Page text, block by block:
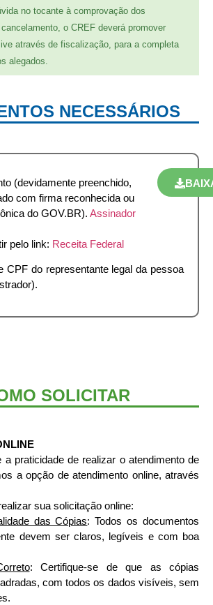
no tocante à comprovação dos
o CREF deverá promover
através de fiscalização, para a completa
alegados.
NECESSÁRIOS
(devidamente preenchido,
com firma reconhecida ou
do GOV.BR). Assinador
pelo link: Receita Federal
CPF do representante legal da pessoa
SOLICITAR
a praticidade de realizar o atendimento de
a opção de atendimento online, através
sua solicitação online:
das Cópias: Todos os documentos
devem ser claros, legíveis e com boa
: Certifique-se de que as cópias
com todos os dados visíveis, sem